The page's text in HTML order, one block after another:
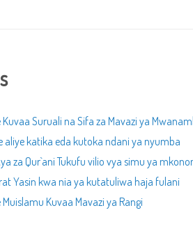
Suruali na Sifa za Mavazi ya
katika eda kutoka ndani ya nyumba
za Qur`ani Tukufu vilio vya simu ya
Yasin kwa nia ya kutatuliwa haja fulani
Kuvaa Mavazi ya Rangi